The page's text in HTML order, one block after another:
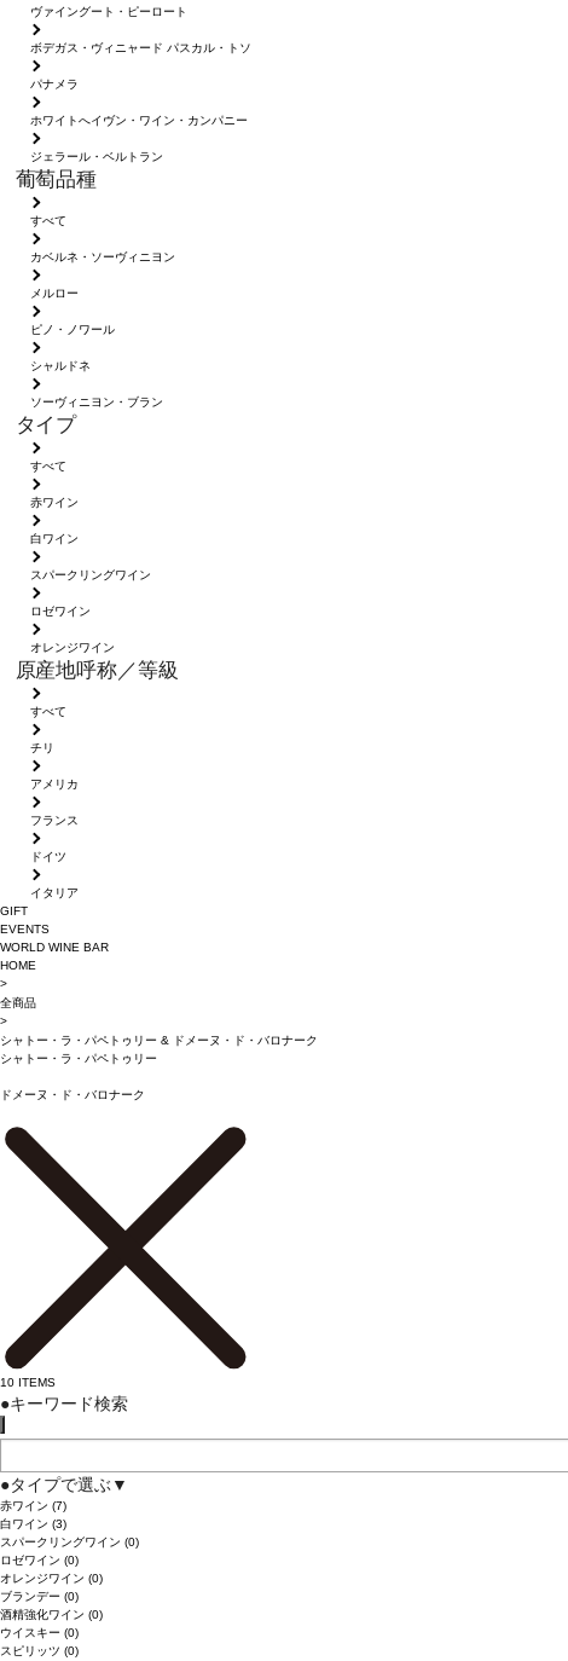
ヴァイングート・ピーロート
ボデガス・ヴィニャード パスカル・トソ
パナメラ
ホワイトへイヴン・ワイン・カンパニー
ジェラール・ベルトラン
葡萄品種
すべて
カベルネ・ソーヴィニヨン
メルロー
ピノ・ノワール
シャルドネ
ソーヴィニヨン・ブラン
タイプ
すべて
赤ワイン
白ワイン
スパークリングワイン
ロゼワイン
オレンジワイン
原産地呼称／等級
すべて
チリ
アメリカ
フランス
ドイツ
イタリア
GIFT
EVENTS
WORLD WINE BAR
HOME
>
全商品
>
シャトー・ラ・パペトゥリー &
ドメーヌ・ド・バロナーク
シャトー・ラ・パペトゥリー
ドメーヌ・ド・バロナーク
10ITEMS
●キーワード検索
●タイプで選ぶ ▼
赤ワイン (7)
白ワイン (3)
スパークリングワイン (0)
ロゼワイン (0)
オレンジワイン (0)
ブランデー (0)
酒精強化ワイン (0)
ウイスキー (0)
スピリッツ (0)